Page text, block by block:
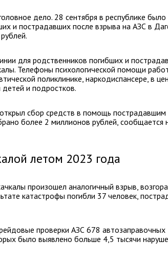
дело. 28 сентября в республике было
и пострадавших после взрыва на АЗС в
для родственников погибших и
Телефоны психологической помощи
поликлинике, наркодиспансере, в
и подростков.
сбор средств в помощь пострадавшим
более 2 миллионов рублей, сообщается
летом 2023 года
произошел аналогичный взрыв,
катастрофы погибли 37 человек,
проверки АЗС 678 автозаправочных
было выявлено больше 4,5 тысячи